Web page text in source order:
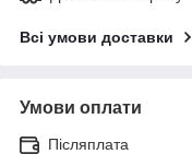
Всі умови доставки
Умови оплати
Післяплата